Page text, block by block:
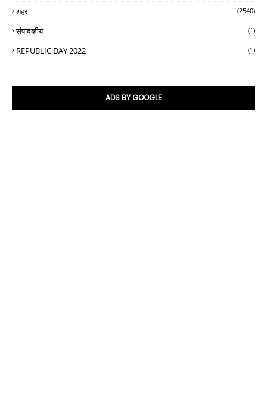
शहर (2540)
संपादकीय (1)
REPUBLIC DAY 2022 (1)
ADS BY GOOGLE